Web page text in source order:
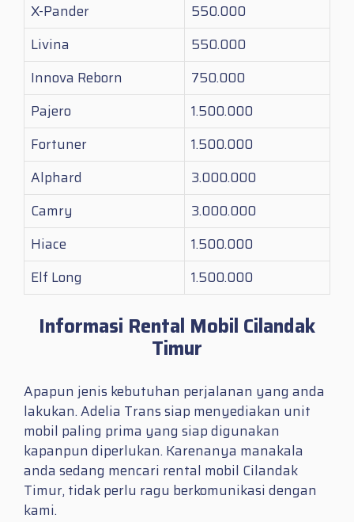
X-Pander
550.000
Livina
550.000
Innova Reborn
750.000
Pajero
1.500.000
Fortuner
1.500.000
Alphard
3.000.000
Camry
3.000.000
Hiace
1.500.000
Elf Long
1.500.000
Informasi Rental Mobil Cilandak
Timur
Apapun jenis kebutuhan perjalanan yang anda
lakukan. Adelia Trans siap menyediakan unit
mobil paling prima yang siap digunakan
kapanpun diperlukan. Karenanya manakala
anda sedang mencari rental mobil Cilandak
Timur, tidak perlu ragu berkomunikasi dengan
kami.